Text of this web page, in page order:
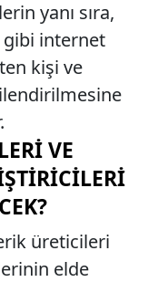
yanı sıra,
internet
kişi ve
VE
üreticileri
elde